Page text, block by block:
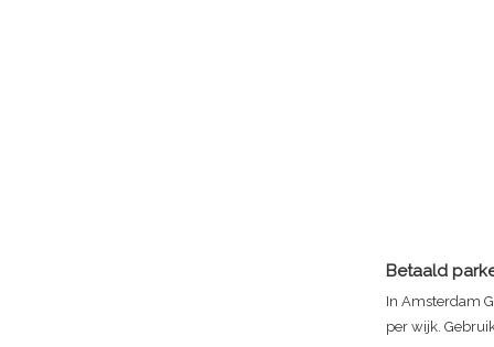
Betaald
In Amsterdam
per wijk.